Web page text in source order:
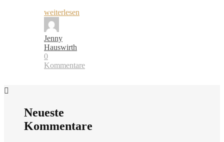
weiterlesen
Jenny
Hauswirth
0
Kommentare
Neueste
Kommentare